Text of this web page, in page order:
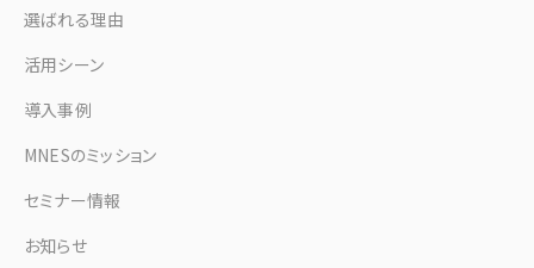
選ばれる理由
活用シーン
導入事例
MNESのミッション
セミナー情報
お知らせ